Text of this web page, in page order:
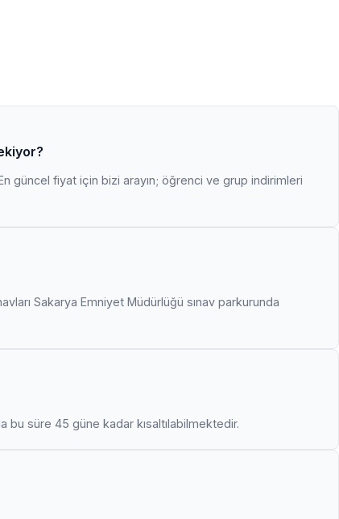
güncel fiyat için bizi arayın; öğrenci ve grup indirimleri
Sakarya Emniyet Müdürlüğü sınav parkurunda
süre 45 güne kadar kısaltılabilmektedir.